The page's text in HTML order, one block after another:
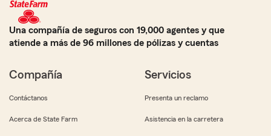
Una compañía de seguros con 19,000 agentes y que
atiende a más de 96 millones de pólizas y cuentas
Compañía
Contáctanos
Acerca de State Farm
Servicios
Presenta un reclamo
Asistencia en la carretera